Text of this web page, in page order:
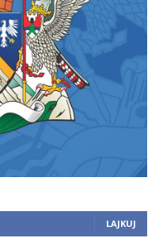
LAJKUJ